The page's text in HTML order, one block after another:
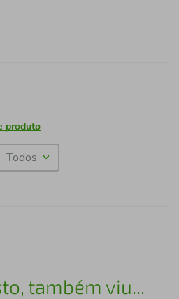
produto
Todos
também viu...